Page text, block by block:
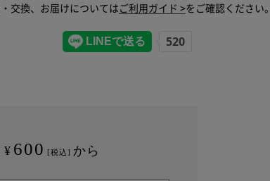
交換、お届けについては ご利用ガイド >をご確認ください。
¥ 600 [税込] から